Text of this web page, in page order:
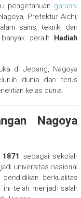
pengetahuan garansi
Prefektur Aichi,
sains, teknik, dan
peraih Hadiah
di Jepang, Nagoya
dunia dan terus
kelas dunia.
Nagoya
1871
sebagai sekolah
universitas nasional
berkualitas
telah menjadi salah